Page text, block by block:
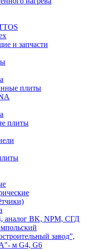
и запчасти
плиты
плиты
аналог BK, NPM, СГД
завод”,
м G4, G6